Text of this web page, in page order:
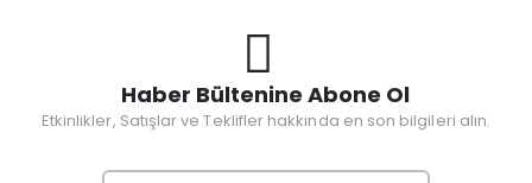
Haber Bültenine Abone Ol
Etkinlikler, Satışlar ve Teklifler hakkında en son bilgileri alın.